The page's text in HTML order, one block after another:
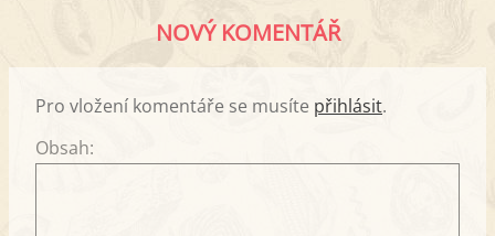
NOVÝ KOMENTÁŘ
Pro vložení komentáře se musíte přihlásit.
Obsah: